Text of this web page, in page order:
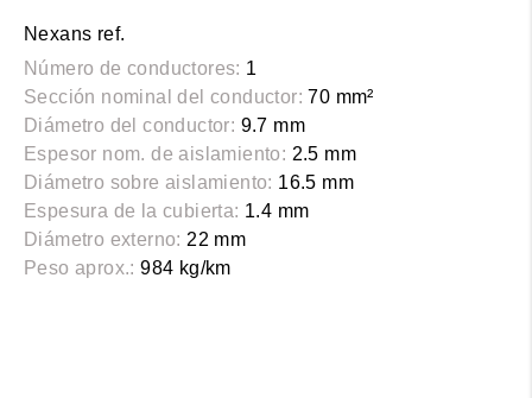
Nexans ref.
Número de conductores: 1
Sección nominal del conductor: 70 mm²
Diámetro del conductor: 9.7 mm
Espesor nom. de aislamiento: 2.5 mm
Diámetro sobre aislamiento: 16.5 mm
Espesura de la cubierta: 1.4 mm
Diámetro externo: 22 mm
Peso aprox.: 984 kg/km